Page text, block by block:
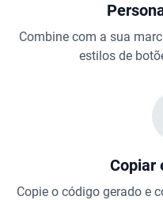
Combine com a sua
estilos de
Copiar
Copie o código gerado e